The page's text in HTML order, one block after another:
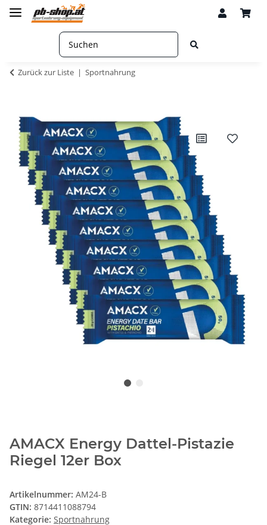
Zurück zur Liste Sportnahrung
AMACX Energy Dattel-Pistazie
Riegel 12er Box
Artikelnummer: AM24-B
GTIN: 8714411088794
Kategorie: Sportnahrung